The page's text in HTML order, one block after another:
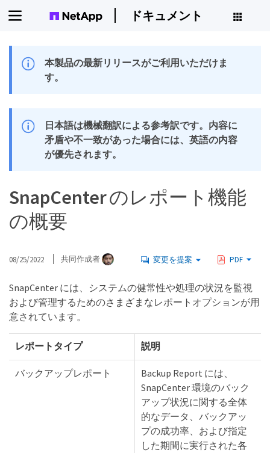
ドキュメント
本製品の最新リリースがご利用いただけま
す。
日本語は機械翻訳による参考訳です。内容に
矛盾や不一致があった場合には、英語の内容
が優先されます。
SnapCenter のレポート機能
の概要
08/25/2022 共同作成者 変更を提案 PDF
SnapCenter には、システムの健常性や処理の状況を監視
および管理するためのさまざまなレポートオプションが用
意されています。
レポートタイプ 説明
バックアップレポート
Backup Report には、
SnapCenter 環境のバック
アップ状況に関する全体
的なデータ、バックアッ
プの成功率、および指定
した期間に実行された各